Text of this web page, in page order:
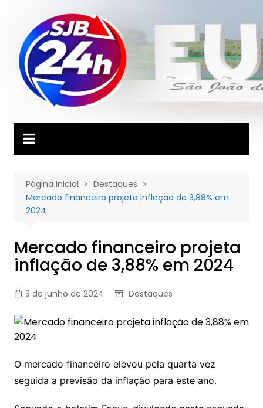
conteúdo
Página inicial
Destaques
Mercado financeiro projeta inflação de 3,88% em
2024
Mercado financeiro projeta
inflação de 3,88% em 2024
3 de junho de 2024 Destaques
O mercado financeiro elevou pela quarta vez
seguida a previsão da inflação para este ano.